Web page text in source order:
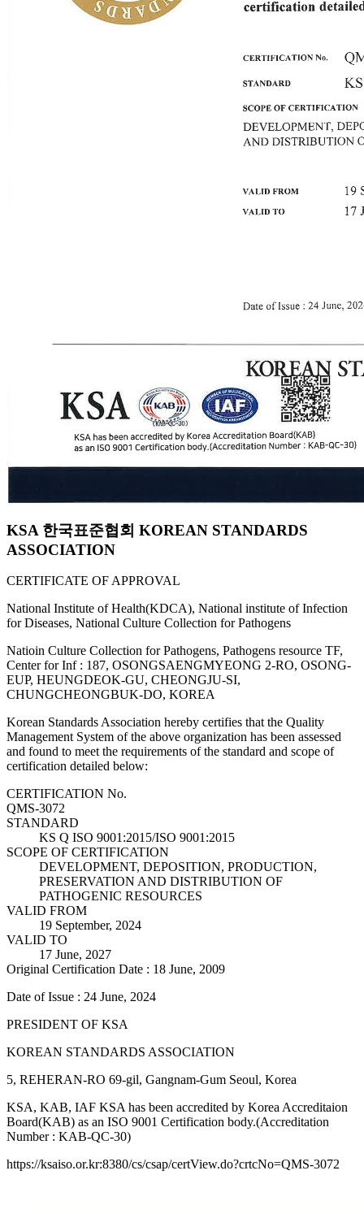
KSA 한국표준협회 KOREAN STANDARDS
ASSOCIATION
CERTIFICATE OF APPROVAL
National Institute of Health(KDCA), National institute of Infection
for Diseases, National Culture Collection for Pathogens
Natioin Culture Collection for Pathogens, Pathogens resource TF,
Center for Inf : 187, OSONGSAENGMYEONG 2-RO, OSONG-
EUP, HEUNGDEOK-GU, CHEONGJU-SI,
CHUNGCHEONGBUK-DO, KOREA
Korean Standards Association hereby certifies that the Quality
Management System of the above organization has been assessed
and found to meet the requirements of the standard and scope of
certification detailed below:
CERTIFICATION No.
QMS-3072
STANDARD
KS Q ISO 9001:2015/ISO 9001:2015
SCOPE OF CERTIFICATION
DEVELOPMENT, DEPOSITION, PRODUCTION,
PRESERVATION AND DISTRIBUTION OF
PATHOGENIC RESOURCES
VALID FROM
19 September, 2024
VALID TO
17 June, 2027
Original Certification Date : 18 June, 2009
Date of Issue : 24 June, 2024
PRESIDENT OF KSA
KOREAN STANDARDS ASSOCIATION
5, REHERAN-RO 69-gil, Gangnam-Gum Seoul, Korea
KSA, KAB, IAF KSA has been accredited by Korea Accreditaion
Board(KAB) as an ISO 9001 Certification body.(Accreditation
Number : KAB-QC-30)
https://ksaiso.or.kr:8380/cs/csap/certView.do?crtcNo=QMS-3072